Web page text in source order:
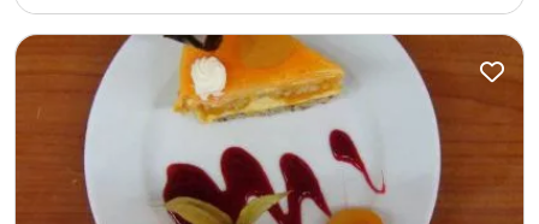
qualifiés et expérimentés s'engage à vous offrir une prestation sur-
mesure, avec des formules adaptées à tous les budgets. Faites confiance
à notre savoir-faire pour transformer votre réception en un moment
unique, inoubliable et riche en saveurs. Consultez notre page pour
découvrir nos services, et contactez notre Chef dès aujourd'hui pour une
expérience culinaire à la hauteur de vos attentes.